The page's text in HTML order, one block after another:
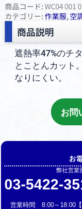
商品コード:WC04 001
カテゴリー:作業服,空
商品説明
遮熱率47%のチ
とことんカット
なりにくい。
お問
お
弊社営業
03-5422-
営業時間 8:00～18:00